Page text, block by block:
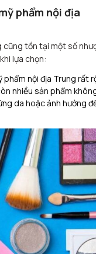
phẩm nội địa
cũng tồn tại một số
lựa chọn:
phẩm nội địa Trung rất
nhiều sản phẩm
da hoặc ảnh hưởng